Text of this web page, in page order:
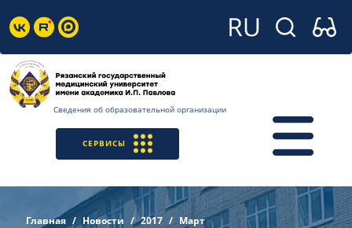
Сведения об образовательной организации
СЕРВИСЫ
Главная Новости 2017 Март